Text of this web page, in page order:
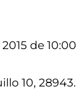
2015 de
10,